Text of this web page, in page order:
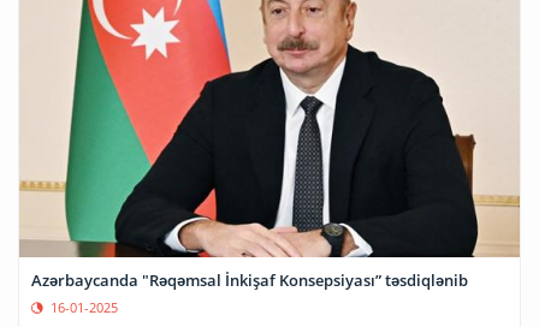
Azərbaycanda "Rəqəmsal İnkişaf Konsepsiyası” təsdiqlənib
16-01-2025